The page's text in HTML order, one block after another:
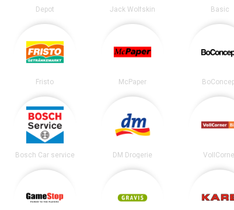
Depot Jack Wolfskin Basic
Fristo McPaper
Bosch Car service DM Drogerie